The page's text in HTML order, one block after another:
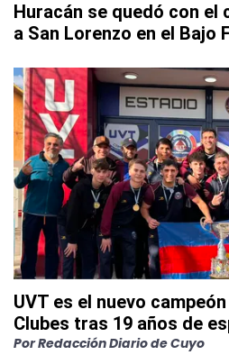
Huracán se quedó con el
a San Lorenzo en el Bajo
UVT es el nuevo
Clubes tras 19 años de
PorRedacción Diario de Cuyo